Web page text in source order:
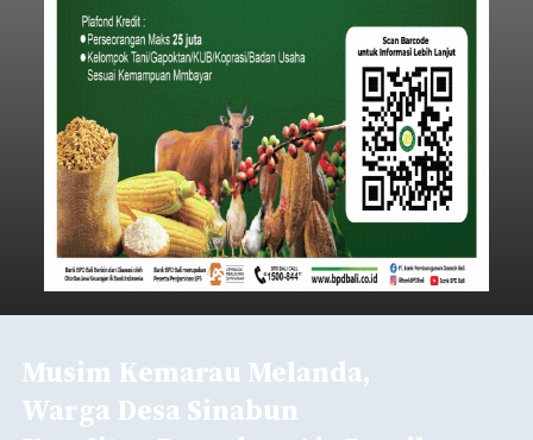
Musim Kemarau Melanda,
Warga Desa Sinabun